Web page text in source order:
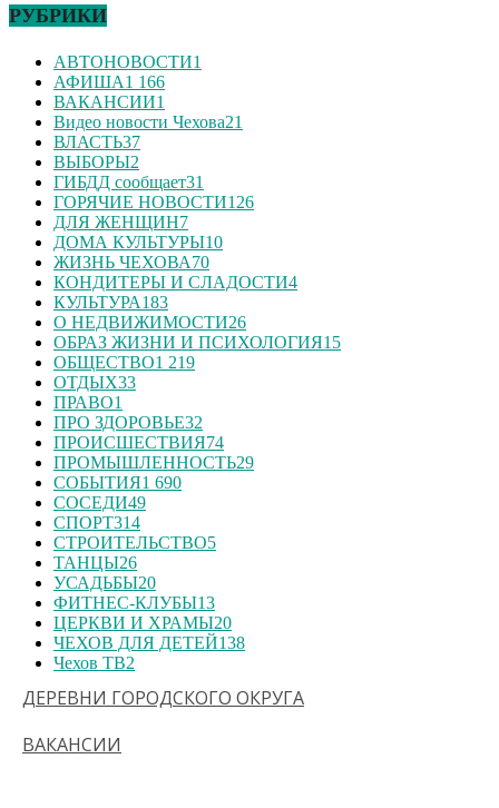
РУБРИКИ
АВТОНОВОСТИ1
АФИША1 166
ВАКАНСИИ1
Видео новости Чехова21
ВЛАСТЬ37
ВЫБОРЫ2
ГИБДД сообщает31
ГОРЯЧИЕ НОВОСТИ126
ДЛЯ ЖЕНЩИН7
ДОМА КУЛЬТУРЫ10
ЖИЗНЬ ЧЕХОВА70
КОНДИТЕРЫ И СЛАДОСТИ4
КУЛЬТУРА183
О НЕДВИЖИМОСТИ26
ОБРАЗ ЖИЗНИ И ПСИХОЛОГИЯ15
ОБЩЕСТВО1 219
ОТДЫХ33
ПРАВО1
ПРО ЗДОРОВЬЕ32
ПРОИСШЕСТВИЯ74
ПРОМЫШЛЕННОСТЬ29
СОБЫТИЯ1 690
СОСЕДИ49
СПОРТ314
СТРОИТЕЛЬСТВО5
ТАНЦЫ26
УСАДЬБЫ20
ФИТНЕС-КЛУБЫ13
ЦЕРКВИ И ХРАМЫ20
ЧЕХОВ ДЛЯ ДЕТЕЙ138
Чехов ТВ2
ДЕРЕВНИ ГОРОДСКОГО ОКРУГА
ВАКАНСИИ